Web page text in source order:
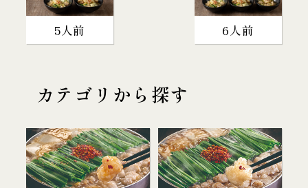
5人前 6人前
カテゴリから探す